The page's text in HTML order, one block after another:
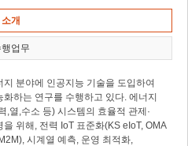
소개
행업무
지 분야에 인공지능 기술을 도입하여
화하는 연구를 수행하고 있다. 에너지
,열,수소 등) 시스템의 효율적 관제·
을 위해, 전력 IoT 표준화(KS eIoT, OMA
시계열 예측, 운영 최적화,